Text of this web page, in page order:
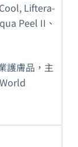
Liftera-
Peel II、
護膚品，主